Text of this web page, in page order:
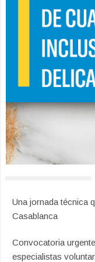
Una jornada técnica
Casablanca
Convocatoria
especialistas